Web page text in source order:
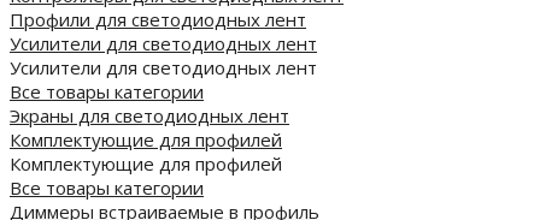
Профили для светодиодных лент
Усилители для светодиодных лент
Усилители для светодиодных лент
Все товары категории
Экраны для светодиодных лент
Комплектующие для профилей
Комплектующие для профилей
Все товары категории
Диммеры встраиваемые в профиль